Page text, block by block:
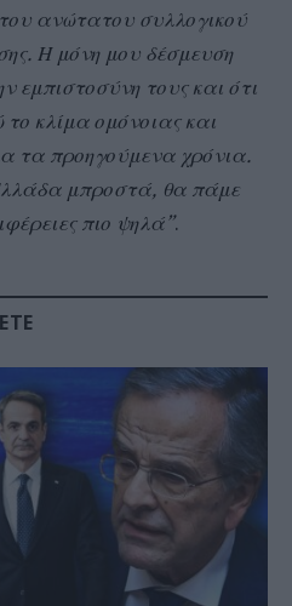
ανώτατου συλλογικού
Η μόνη μου δέσμευση
εμπιστοσύνη τους και ότι
κλίμα ομόνοιας και
τα προηγούμενα χρόνια.
μπροστά, θα πάμε
πιο ψηλά”.